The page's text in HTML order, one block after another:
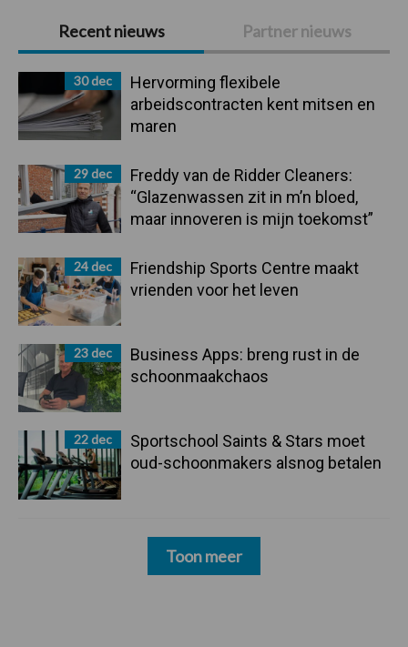
Primaire
Sidebar
Recent nieuws Partner nieuws
30 dec
Hervorming flexibele
arbeidscontracten kent mitsen en
maren
29 dec
Freddy van de Ridder Cleaners:
“Glazenwassen zit in m’n bloed,
maar innoveren is mijn toekomst”
24 dec
Friendship Sports Centre maakt
vrienden voor het leven
23 dec
Business Apps: breng rust in de
schoonmaakchaos
22 dec
Sportschool Saints & Stars moet
oud-schoonmakers alsnog betalen
Toon meer